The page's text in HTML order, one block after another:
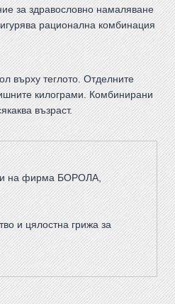
за здравословно намаляване
рационална комбинация
върху теглото. Отделните
килограми. Комбинирани
възраст.
на фирма БОРОЛА,
и цялостна грижа за